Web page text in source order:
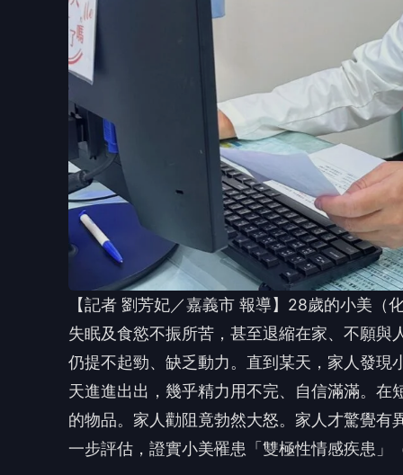
【記者 劉芳妃／嘉義市 報導】28歲的小美（
失眠及食慾不振所苦，甚至退縮在家、不願
仍提不起勁、缺乏動力。直到某天，家人發
天進進出出，幾乎精力用不完、自信滿滿。
的物品。家人勸阻竟勃然大怒。家人才驚覺
一步評估，證實小美罹患「雙極性情感疾患」